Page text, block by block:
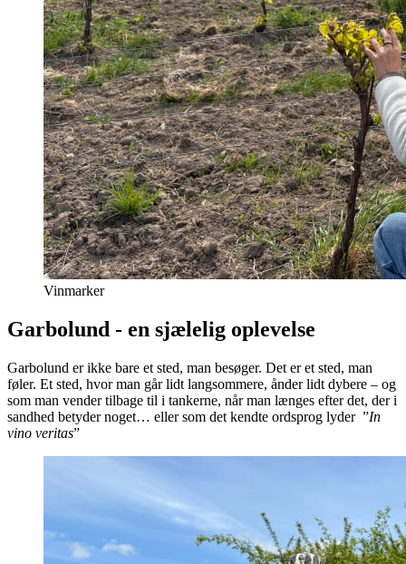
Vinmarker
Garbolund - en sjælelig oplevelse
Garbolund er ikke bare et sted, man besøger. Det er et sted, man
føler. Et sted, hvor man går lidt langsommere, ånder lidt dybere – og
som man vender tilbage til i tankerne, når man længes efter det, der i
sandhed betyder noget… eller som det kendte ordsprog lyder ”In
vino veritas”